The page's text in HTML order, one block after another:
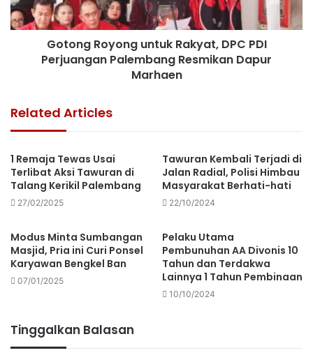
Gotong Royong untuk Rakyat, DPC PDI
Perjuangan Palembang Resmikan Dapur
Marhaen
Related Articles
1 Remaja Tewas Usai
Terlibat Aksi Tawuran di
Talang Kerikil Palembang
27/02/2025
Tawuran Kembali Terjadi di
Jalan Radial, Polisi Himbau
Masyarakat Berhati-hati
22/10/2024
Modus Minta Sumbangan
Masjid, Pria ini Curi Ponsel
Karyawan Bengkel Ban
07/01/2025
Pelaku Utama
Pembunuhan AA Divonis 10
Tahun dan Terdakwa
Lainnya 1 Tahun Pembinaan
10/10/2024
Tinggalkan Balasan